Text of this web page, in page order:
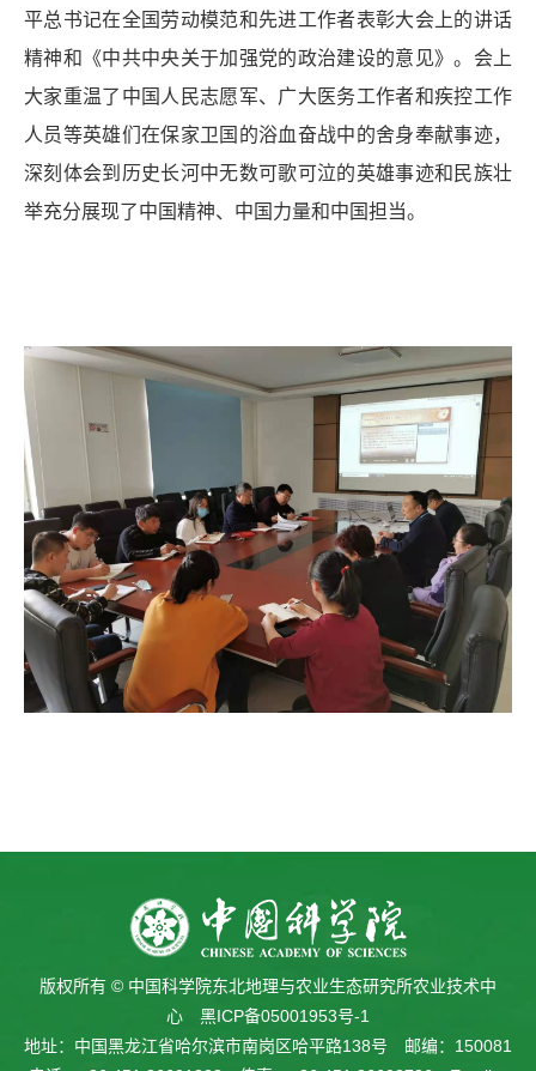
平总书记在全国劳动模范和先进工作者表彰大会上的讲话
精神和《中共中央关于加强党的政治建设的意见》。会上
大家重温了中国人民志愿军、广大医务工作者和疾控工作
人员等英雄们在保家卫国的浴血奋战中的舍身奉献事迹，
深刻体会到历史长河中无数可歌可泣的英雄事迹和民族壮
举充分展现了中国精神、中国力量和中国担当。
版权所有 © 中国科学院东北地理与农业生态研究所农业技术中
心 黑ICP备05001953号-1
地址：中国黑龙江省哈尔滨市南岗区哈平路138号 邮编：150081